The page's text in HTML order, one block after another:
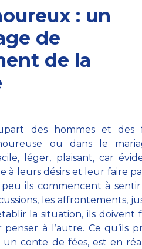
: un
de
de la
des hommes et des
ou dans le
léger, plaisant, car
à leurs désirs et leur faire
ils commencent à
les affrontements,
la situation, ils doivent
à l’autre. Ce qu’ils
conte de fées, est en